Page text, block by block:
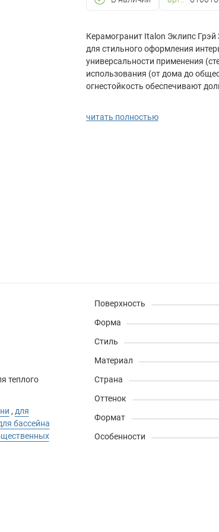
Керамогранит Italon Эклипс
для стильного оформления
универсальности применения
использования (от дома до
огнестойкость обеспечивают
идеальным выбором для
читать полностью
теплого
, для
бассейна
Поверхность
Форма
Стиль
Материал
Страна
Оттенок
Формат
Особенности